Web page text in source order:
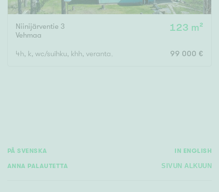
Pinta-ala
Asuinpinta-ala Kokonaispinta-ala
m²
Uudiskohteet
Niinijärventie 3
Vehmaa
123 m²
4h, k, wc/suihku, khh, veranta, ulkosauna 99 000 €
PÅ SVENSKA IN ENGLISH
ANNA PALAUTETTA SIVUN ALKUUN